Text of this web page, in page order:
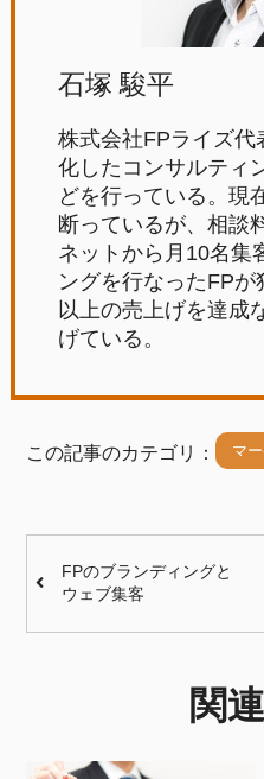
石塚 駿平
株式会社FPライズ
化したコンサルティ
どを行っている。現
断っているが、相談
ネットから月10名集
ングを行なったFPが
以上の売上げを達成
げている。
この記事のカテゴリ： マ
FPのブランディングと
ウェブ集客
関